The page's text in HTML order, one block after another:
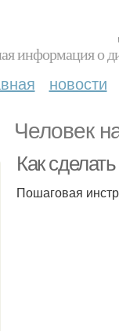
информация о
новости
Человек
Как
Пошаговая